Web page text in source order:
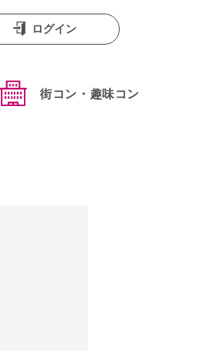
街コン・趣味コン
ログイン